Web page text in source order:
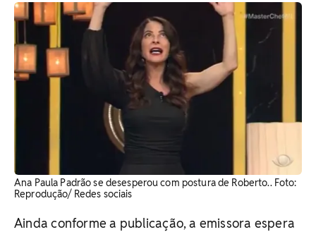
Ana Paula Padrão se desesperou com postura de Roberto.. Foto:
Reprodução/ Redes sociais
Ainda conforme a publicação, a emissora espera